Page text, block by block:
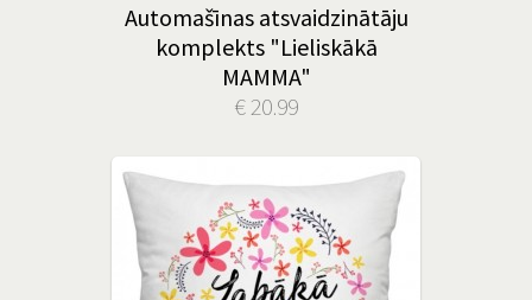
Automašīnas atsvaidzinātāju
komplekts "Lieliskākā
MAMMA"
€ 20.99